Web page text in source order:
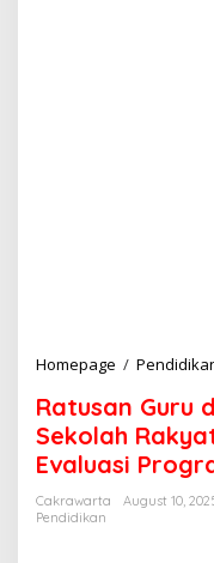
Homepage /
Ratusan Guru
Sekolah
Evaluasi
Cakrawarta
August 10,
Pendidikan